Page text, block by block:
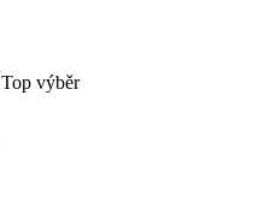
Top výběr